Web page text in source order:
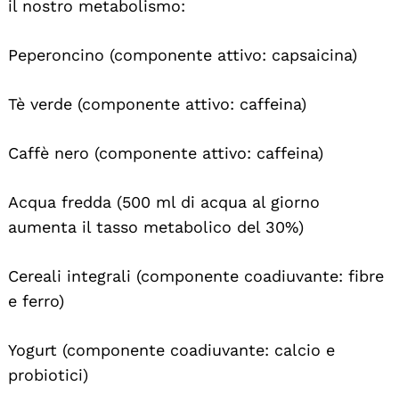
il nostro metabolismo:
Peperoncino (componente attivo: capsaicina)
Tè verde (componente attivo: caffeina)
Caffè nero (componente attivo: caffeina)
Acqua fredda (500 ml di acqua al giorno
aumenta il tasso metabolico del 30%)
Cereali integrali (componente coadiuvante: fibre
e ferro)
Yogurt (componente coadiuvante: calcio e
probiotici)